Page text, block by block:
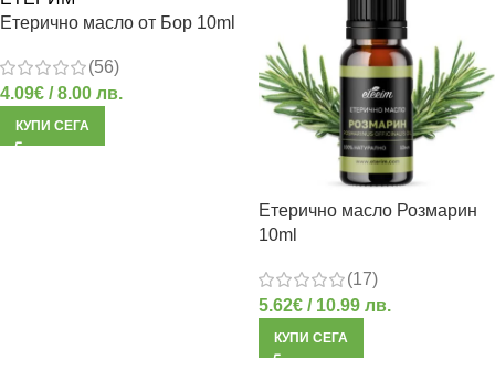
Етерично масло от Бор 10ml
(56)
4.09€ / 8.00 лв.
КУПИ СЕГА
Етерично масло Розмарин
10ml
(17)
5.62€ / 10.99 лв.
КУПИ СЕГА